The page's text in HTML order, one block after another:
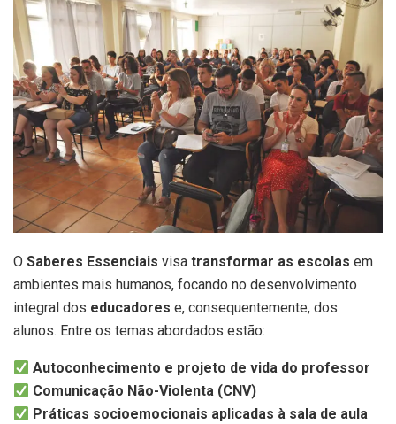
O Saberes Essenciais visa transformar as escolas em
ambientes mais humanos, focando no desenvolvimento
integral dos educadores e, consequentemente, dos
alunos. Entre os temas abordados estão:
Autoconhecimento e projeto de vida do professor
Comunicação Não-Violenta (CNV)
Práticas socioemocionais aplicadas à sala de aula